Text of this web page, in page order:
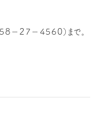
２７－４５６０）まで。